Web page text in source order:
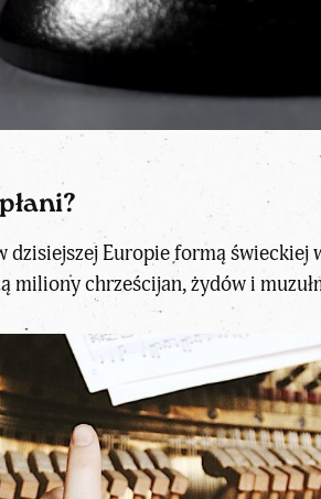
dzisiejszej Europie formą
miliony chrześcijan, żydów i